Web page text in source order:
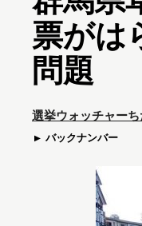
票がは
問題
選挙ウォッチャー
バックナンバー